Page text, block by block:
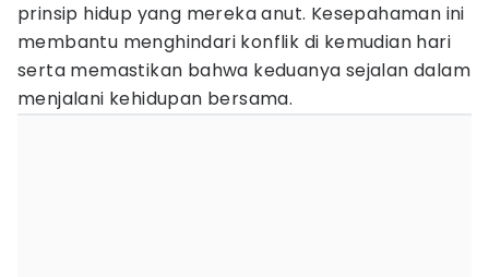
prinsip hidup yang mereka anut. Kesepahaman ini
membantu menghindari konflik di kemudian hari
serta memastikan bahwa keduanya sejalan dalam
menjalani kehidupan bersama.